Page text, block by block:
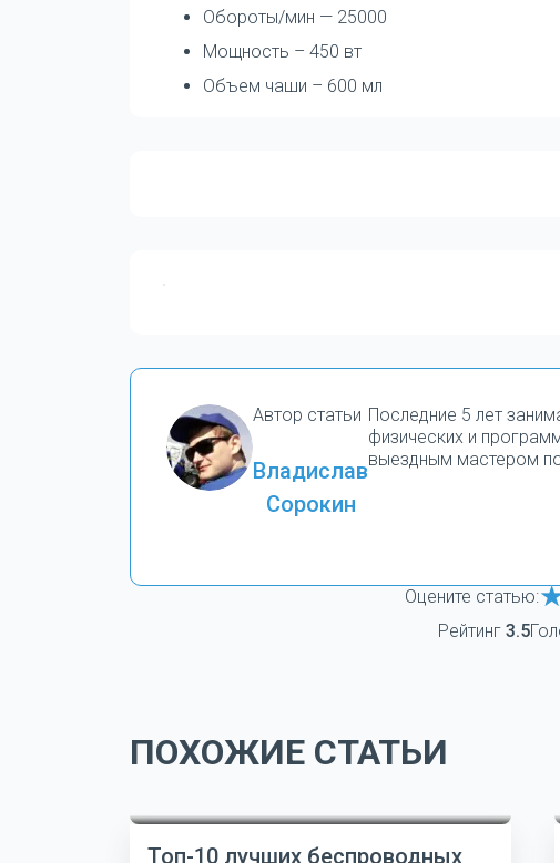
Обороты/мин — 25000
Мощность – 450 вт
Объем чаши – 600 мл
Автор статьи
Владислав
Сорокин
Последние 5 лет
физических и
выездным мастером
Оцените статью:
Рейтинг 3.5
ПОХОЖИЕ СТАТЬИ
Топ-10 лучших беспроводных